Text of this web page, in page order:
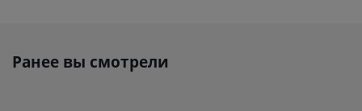
Ранее вы смотрели